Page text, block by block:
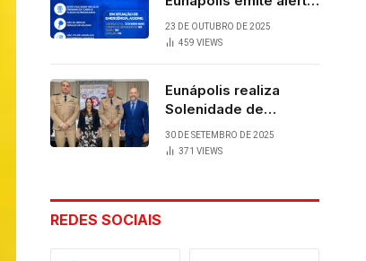
para chuvas
23 DE OUTUBRO DE 2025
459 VIEWS
Eunápolis realiza
Solenidade de
Assunção do 28º
BPM, conquista
Cláudia e Robério
30 DE SETEMBRO DE 2025
371 VIEWS
REDES SOCIAIS